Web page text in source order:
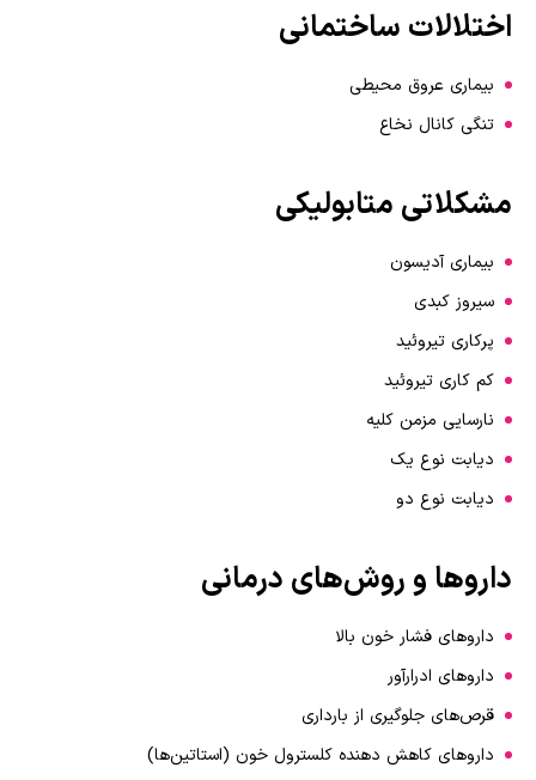
اختلالات ساختمانی
بیماری عروق محیطی
تنگی کانال نخاع
مشکلاتی متابولیکی
بیماری آدیسون
سیروز کبدی
پرکاری تیروئید
کم کاری تیروئید
نارسایی مزمن کلیه
دیابت نوع یک
دیابت نوع دو
داروها و روش‌های درمانی
داروهای فشار خون بالا
داروهای ادرارآور
قرص‌های جلوگیری از بارداری
داروهای کاهش دهنده کلسترول خون (استاتین‌ها)